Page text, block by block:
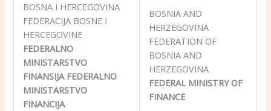
BOSNA I HERCEGOVINA
FEDERACIJA BOSNE I
HERCEGOVINE
FEDERALNO
MINISTARSTVO
FINANSIJA FEDERALNO
MINISTARSTVO
FINANCIJA
BOSNIA AND
HERZEGOVINA
FEDERATION OF
BOSNIA AND
HERZEGOVINA
FEDERAL MINISTRY OF
FINANCE